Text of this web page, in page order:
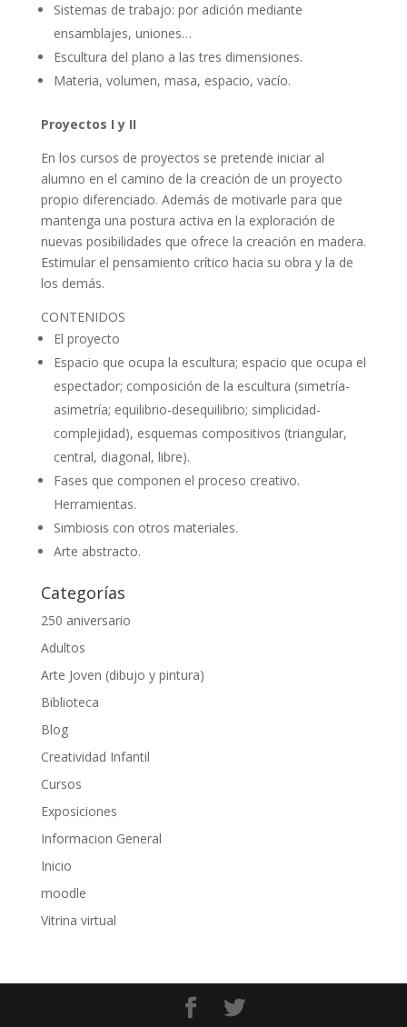
Sistemas de trabajo: por adición mediante
ensamblajes, uniones…
Escultura del plano a las tres dimensiones.
Materia, volumen, masa, espacio, vacío.
Proyectos I y II
En los cursos de proyectos se pretende iniciar al
alumno en el camino de la creación de un proyecto
propio diferenciado. Además de motivarle para que
mantenga una postura activa en la exploración de
nuevas posibilidades que ofrece la creación en madera.
Estimular el pensamiento crítico hacia su obra y la de
los demás.
CONTENIDOS
El proyecto
Espacio que ocupa la escultura; espacio que ocupa el
espectador; composición de la escultura (simetría-
asimetría; equilibrio-desequilibrio; simplicidad-
complejidad), esquemas compositivos (triangular,
central, diagonal, libre).
Fases que componen el proceso creativo.
Herramientas.
Simbiosis con otros materiales.
Arte abstracto.
Categorías
250 aniversario
Adultos
Arte Joven (dibujo y pintura)
Biblioteca
Blog
Creatividad Infantil
Cursos
Exposiciones
Informacion General
Inicio
moodle
Vitrina virtual